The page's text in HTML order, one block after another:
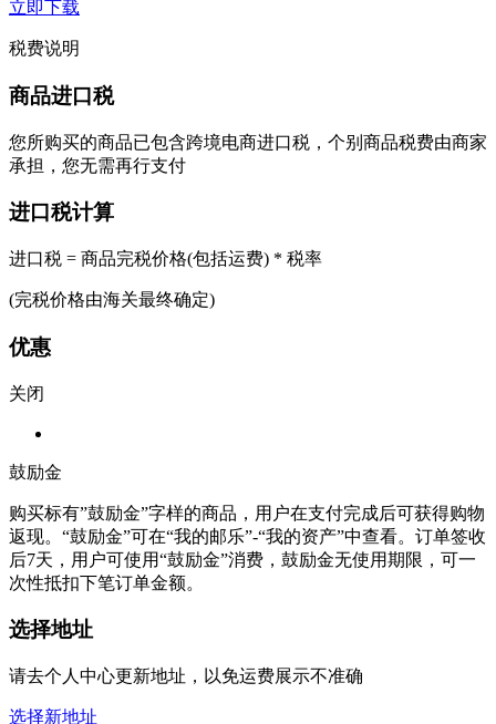
立即下载
税费说明
商品进口税
您所购买的商品已包含跨境电商进口税，个别商品税费由商家
承担，您无需再行支付
进口税计算
进口税 = 商品完税价格(包括运费) * 税率
(完税价格由海关最终确定)
优惠
关闭
鼓励金
购买标有”鼓励金”字样的商品，用户在支付完成后可获得购物
返现。“鼓励金”可在“我的邮乐”-“我的资产”中查看。订单签收
后7天，用户可使用“鼓励金”消费，鼓励金无使用期限，可一
次性抵扣下笔订单金额。
选择地址
请去个人中心更新地址，以免运费展示不准确
选择新地址